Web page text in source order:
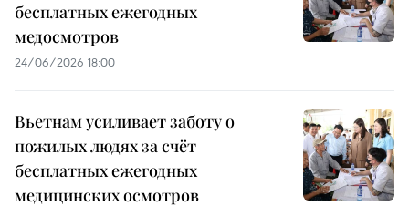
бесплатных ежегодных
медосмотров
24/06/2026 18:00
Вьетнам усиливает заботу о
пожилых людях за счёт
бесплатных ежегодных
медицинских осмотров